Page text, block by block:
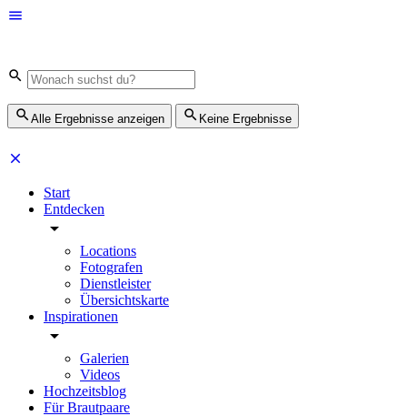
Alle Ergebnisse anzeigen Keine Ergebnisse
Start
Entdecken
Locations
Fotografen
Dienstleister
Übersichtskarte
Inspirationen
Galerien
Videos
Hochzeitsblog
Für Brautpaare